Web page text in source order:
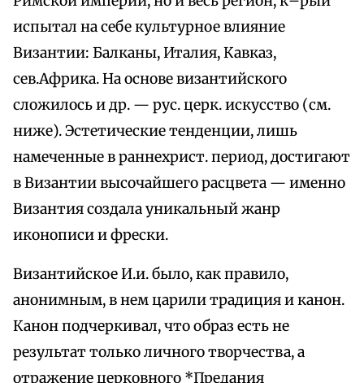
испытал на себе культурное влияние
Византии: Балканы, Италия, Кавказ,
сев.Африка. На основе византийского
сложилось и др. — рус. церк. искусство (см.
ниже). Эстетические тенденции, лишь
намеченные в раннехрист. период, достигают
в Византии высочайшего расцвета — именно
Византия создала уникальный жанр
иконописи и фрески.
Византийское И.и. было, как правило,
анонимным, в нем царили традиция и канон.
Канон подчеркивал, что образ есть не
результат только личного творчества, а
отражение церковного *Предания